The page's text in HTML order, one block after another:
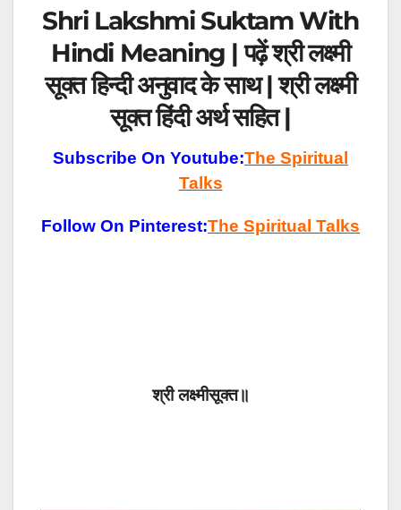
Shri Lakshmi Suktam With
Hindi Meaning | पढ़ें श्री लक्ष्मी
सूक्त हिन्दी अनुवाद के साथ | श्री लक्ष्मी
सूक्त हिंदी अर्थ सहित |
Subscribe On Youtube:The Spiritual
Talks
Follow On Pinterest:The Spiritual Talks
श्री लक्ष्मीसूक्त॥